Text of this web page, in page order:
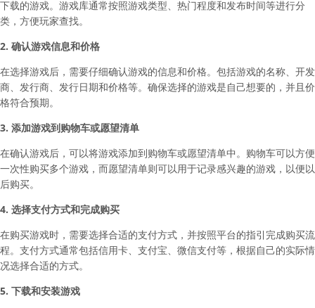
下载的游戏。游戏库通常按照游戏类型、热门程度和发布时间等进行分
类，方便玩家查找。
2. 确认游戏信息和价格
在选择游戏后，需要仔细确认游戏的信息和价格。包括游戏的名称、开发
商、发行商、发行日期和价格等。确保选择的游戏是自己想要的，并且价
格符合预期。
3. 添加游戏到购物车或愿望清单
在确认游戏后，可以将游戏添加到购物车或愿望清单中。购物车可以方便
一次性购买多个游戏，而愿望清单则可以用于记录感兴趣的游戏，以便以
后购买。
4. 选择支付方式和完成购买
在购买游戏时，需要选择合适的支付方式，并按照平台的指引完成购买流
程。支付方式通常包括信用卡、支付宝、微信支付等，根据自己的实际情
况选择合适的方式。
5. 下载和安装游戏